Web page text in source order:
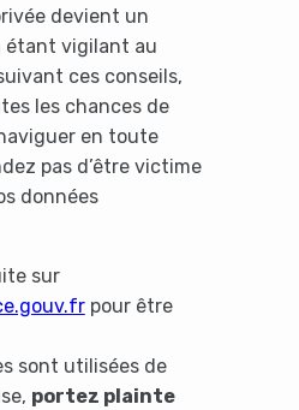
devient un
étant vigilant au
ces conseils,
les chances de
en toute
pas d’être victime
données
sur
pour être
sont utilisées de
portez plainte